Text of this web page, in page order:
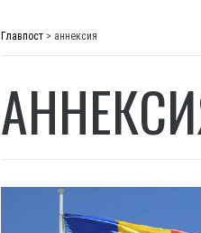
Главпост > аннексия